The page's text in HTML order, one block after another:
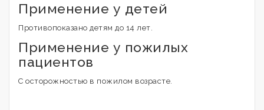
Применение у детей
Противопоказано детям до 14 лет.
Применение у пожилых
пациентов
С осторожностью в пожилом возрасте.